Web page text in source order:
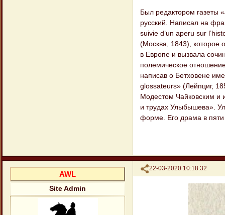
Был редактором газеты
русский. Написал на
suivie d’un aperu sur
(Москва, 1843), которое
в Европе и вызвала
полемическое
написав о Бетховене
glossateurs» (Лейпциг,
Модестом Чайковским и
и трудах Улыбышева».
форме. Его драма в пяти
Поделиться
22-03-2020 10:18:32
AWL
Site Admin